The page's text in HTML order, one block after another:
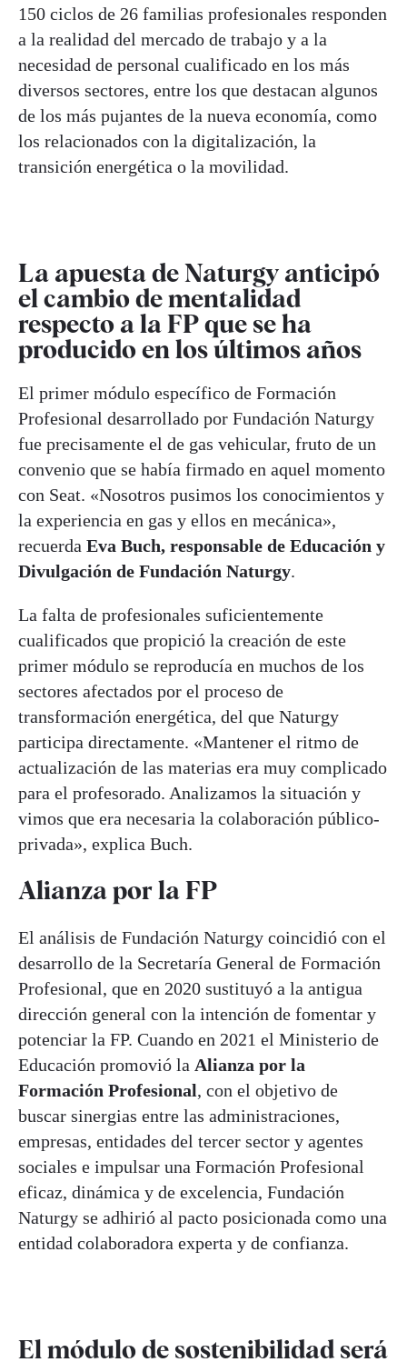
150 ciclos de 26 familias profesionales responden
a la realidad del mercado de trabajo y a la
necesidad de personal cualificado en los más
diversos sectores, entre los que destacan algunos
de los más pujantes de la nueva economía, como
los relacionados con la digitalización, la
transición energética o la movilidad.
La apuesta de Naturgy anticipó
el cambio de mentalidad
respecto a la FP que se ha
producido en los últimos años
El primer módulo específico de Formación
Profesional desarrollado por Fundación Naturgy
fue precisamente el de gas vehicular, fruto de un
convenio que se había firmado en aquel momento
con Seat. «Nosotros pusimos los conocimientos y
la experiencia en gas y ellos en mecánica»,
recuerda Eva Buch, responsable de Educación y
Divulgación de Fundación Naturgy.
La falta de profesionales suficientemente
cualificados que propició la creación de este
primer módulo se reproducía en muchos de los
sectores afectados por el proceso de
transformación energética, del que Naturgy
participa directamente. «Mantener el ritmo de
actualización de las materias era muy complicado
para el profesorado. Analizamos la situación y
vimos que era necesaria la colaboración público-
privada», explica Buch.
Alianza por la FP
El análisis de Fundación Naturgy coincidió con el
desarrollo de la Secretaría General de Formación
Profesional, que en 2020 sustituyó a la antigua
dirección general con la intención de fomentar y
potenciar la FP. Cuando en 2021 el Ministerio de
Educación promovió la Alianza por la
Formación Profesional, con el objetivo de
buscar sinergias entre las administraciones,
empresas, entidades del tercer sector y agentes
sociales e impulsar una Formación Profesional
eficaz, dinámica y de excelencia, Fundación
Naturgy se adhirió al pacto posicionada como una
entidad colaboradora experta y de confianza.
El módulo de sostenibilidad será